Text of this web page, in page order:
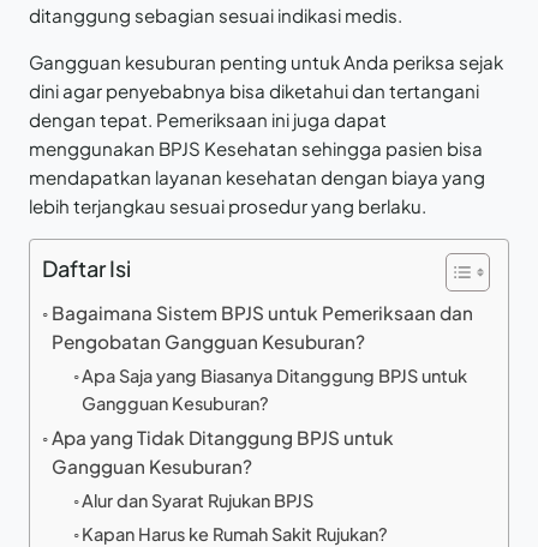
ditanggung sebagian sesuai indikasi medis.
Gangguan kesuburan penting untuk Anda periksa sejak
dini agar penyebabnya bisa diketahui dan tertangani
dengan tepat. Pemeriksaan ini juga dapat
menggunakan BPJS Kesehatan sehingga pasien bisa
mendapatkan layanan kesehatan dengan biaya yang
lebih terjangkau sesuai prosedur yang berlaku.
Daftar Isi
Bagaimana Sistem BPJS untuk Pemeriksaan dan
Pengobatan Gangguan Kesuburan?
Apa Saja yang Biasanya Ditanggung BPJS untuk
Gangguan Kesuburan?
Apa yang Tidak Ditanggung BPJS untuk
Gangguan Kesuburan?
Alur dan Syarat Rujukan BPJS
Kapan Harus ke Rumah Sakit Rujukan?